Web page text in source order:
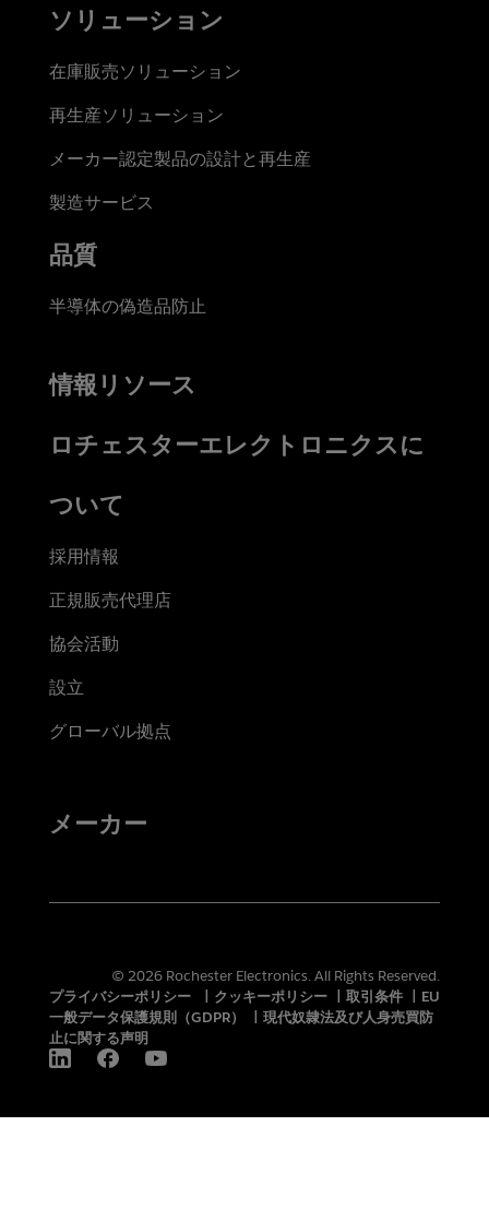
ソリューション
在庫販売ソリューション
再生産ソリューション
メーカー認定製品の設計と再生産
製造サービス
品質
半導体の偽造品防止
情報リソース
ロチェスターエレクトロニクスに
ついて
採用情報
正規販売代理店
協会活動
設立
グローバル拠点
メーカー
© 2026 Rochester Electronics. All Rights Reserved.
プライバシーポリシー
クッキーポリシー 取引条件
EU
一般データ保護規則（GDPR）
現代奴隷法及び人身売買防
止に関する声明